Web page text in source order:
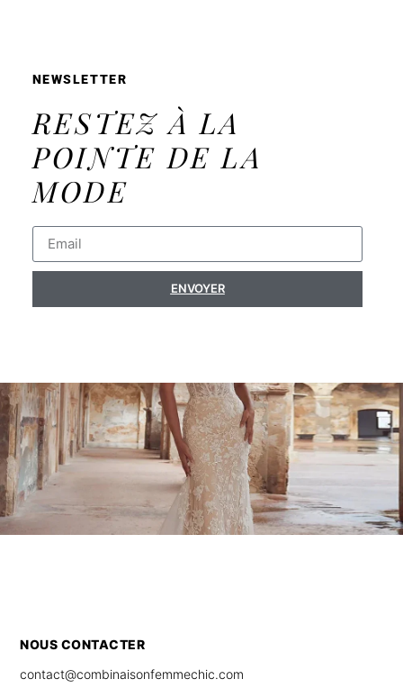
NEWSLETTER
RESTEZ À LA
POINTE DE LA
MODE
ENVOYER
NOUS CONTACTER
contact@combinaisonfemmechic.com